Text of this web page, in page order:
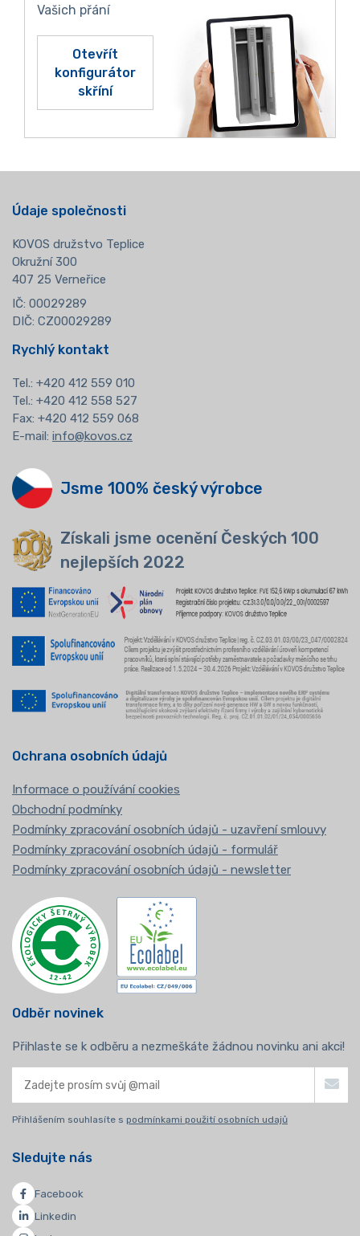
Vašich přání
Otevřít
konfigurátor
skříní
Údaje společnosti
KOVOS družstvo Teplice
Okružní 300
407 25 Verneřice
IČ: 00029289
DIČ: CZ00029289
Rychlý kontakt
Tel.: +420 412 559 010
Tel.: +420 412 558 527
Fax: +420 412 559 068
E-mail: info@kovos.cz
Jsme 100% český výrobce
Získali jsme ocenění Českých 100
nejlepších 2022
Ochrana osobních údajů
Informace o používání cookies
Obchodní podmínky
Podmínky zpracování osobních údajů - uzavření smlouvy
Podmínky zpracování osobních údajů - formulář
Podmínky zpracování osobních údajů - newsletter
Odběr novinek
Přihlaste se k odběru a nezmeškáte žádnou novinku ani akci!
Přihlášením souhlasíte s podmínkami použití osobních udajů
Sledujte nás
Facebook
Linkedin